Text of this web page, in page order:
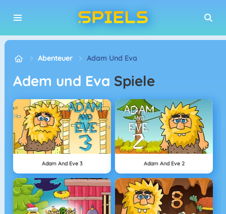
Abenteuer Adam Und Eva
Adem und Eva Spiele
Adam And Eve 3 Adam And Eve 2